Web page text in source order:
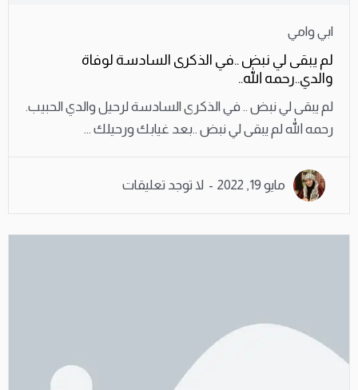
ابي وامي
لم يبقى لي نبض ..في الذكرى السادسة لوفاة
والدي..رحمه الله..
لم يبقى لي نبض .. في الذكرى السادسة لرحيل والدي الحبيب.
رحمه الله لم يبقى لي نبض ..بعد غيابك ورحيلك ...
مايو 19, 2022 لا توجد تعليقات